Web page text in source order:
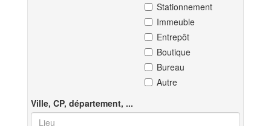
Stationnement
Immeuble
Entrepôt
Boutique
Bureau
Autre
Ville, CP, département, ...